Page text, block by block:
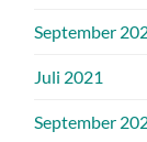
September
Juli 2021
September